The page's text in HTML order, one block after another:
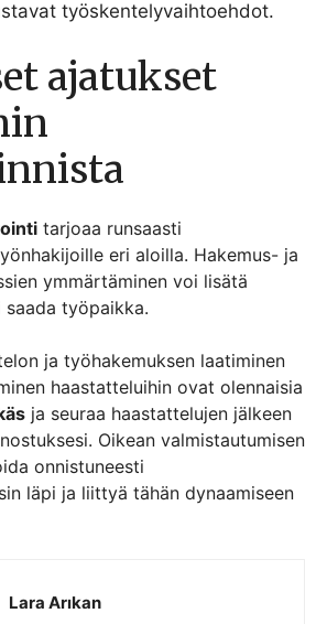
työskentelyvaihtoehdot.
ajatukset
tarjoaa runsaasti
eri aloilla. Hakemus- ja
ymmärtäminen voi lisätä
saada työpaikka.
ja työhakemuksen laatiminen
haastatteluihin ovat olennaisia
ja seuraa haastattelujen jälkeen
Oikean valmistautumisen
onnistuneesti
läpi ja liittyä tähän dynaamiseen
Lara Arıkan